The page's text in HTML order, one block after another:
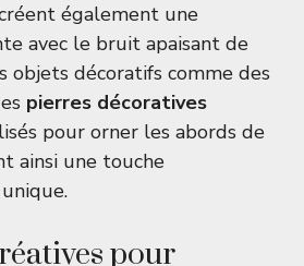
également une
avec le bruit apaisant de
objets décoratifs comme des
pierres décoratives
pour orner les abords de
ainsi une touche
pour